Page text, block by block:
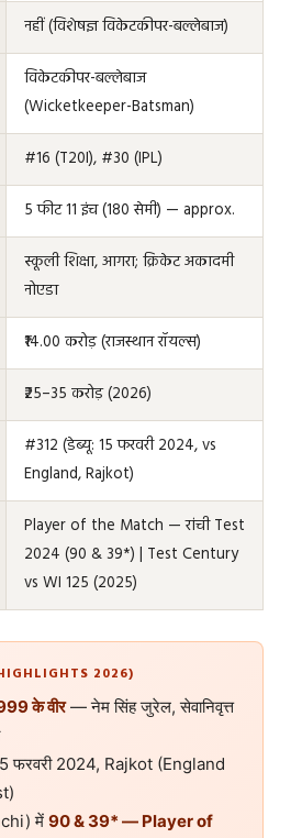
नहीं (विशेषज्ञ विकेटकीपर-बल्लेबाज)
विकेटकीपर-बल्लेबाज
(Wicketkeeper-Batsman)
#16 (T20I), #30 (IPL)
5 फीट 11 इंच (180 सेमी) — approx.
स्कूली शिक्षा, आगरा; क्रिकेट अकादमी
नोएडा
₹14.00 करोड़ (राजस्थान रॉयल्स)
₹25–35 करोड़ (2026)
#312 (डेब्यू: 15 फरवरी 2024, vs
England, Rajkot)
Player of the Match — रांची Test
2024 (90 & 39*) | Test Century
vs WI 125 (2025)
2026)
के वीर— नेम सिंह जुरेल, सेवानिवृत्त
फरवरी 2024, Rajkot (England
में 90 & 39* — Player of